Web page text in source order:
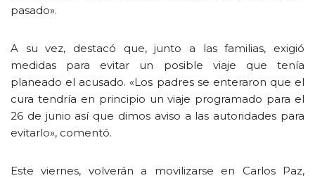
pasado».
A su vez, destacó que, junto a las familias, exigió
medidas para evitar un posible viaje que tenía
planeado el acusado. «Los padres se enteraron que el
cura tendría en principio un viaje programado para el
26 de junio así que dimos aviso a las autoridades para
evitarlo», comentó.
Este viernes, volverán a movilizarse en Carlos Paz,